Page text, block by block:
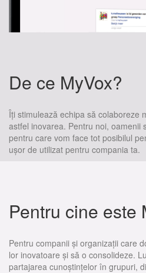
De ce MyVox?
Îți stimulează echipa să colaboreze
astfel inovarea. Pentru noi, oamenii
pentru care vom face tot posibilul
ușor de utilizat pentru compania ta.
Pentru cine este
Pentru companii și organizații care
lor inovatoare și să o consolideze.
partajarea cunoștințelor în grupuri,